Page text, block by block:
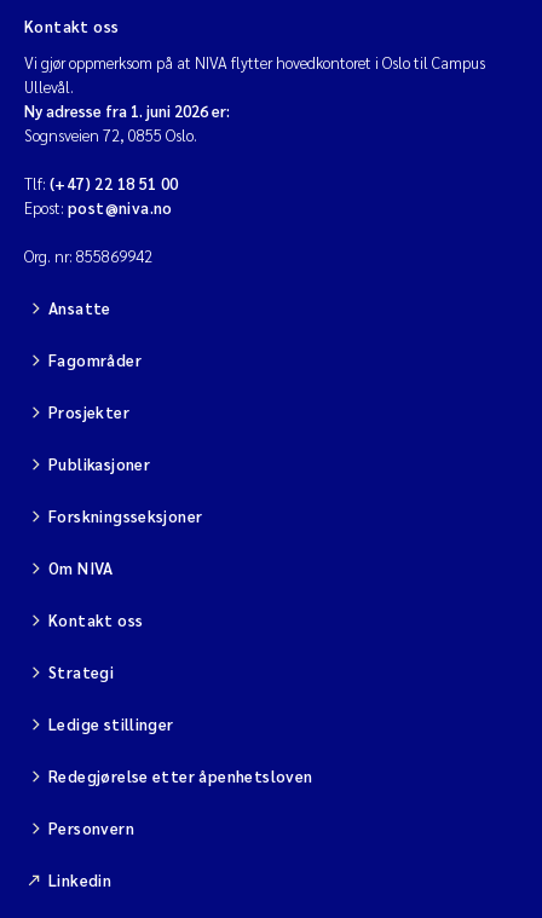
Kontakt oss
Vi gjør oppmerksom på at NIVA flytter hovedkontoret i Oslo til Campus
Ullevål.
Ny adresse fra 1. juni 2026 er:
Sognsveien 72, 0855 Oslo.
Tlf: (+47) 22 18 51 00
Epost: post@niva.no
Org. nr: 855869942
Ansatte
Fagområder
Prosjekter
Publikasjoner
Forskningsseksjoner
Om NIVA
Kontakt oss
Strategi
Ledige stillinger
Redegjørelse etter åpenhetsloven
Personvern
Linkedin